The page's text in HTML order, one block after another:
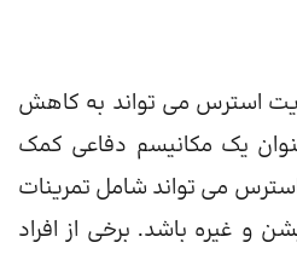
استرس می تواند به کاهش
یک مکانیسم دفاعی کمک
می تواند شامل تمرینات
و غیره باشد. برخی از افراد